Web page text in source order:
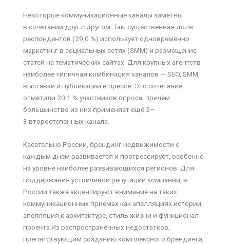
Некоторые коммуникационные каналы заметны
в сочетании друг с другом. Так, существенная доля
респондентов (29,0 %) использует одновременно
маркетинг в социальных сетях (SMM) и размещение
статей на тематических сайтах. Для крупных агентств
наиболее типичная комбинация каналов — SEO, SMM,
выставки и публикации в прессе. Это сочетание
отметили 20,1 % участников опроса, причём
большинство из них применяет ещё 2–
3 второстепенных канала.
Касательно России, брендинг недвижимости с
каждым днем развивается и прогрессирует, особенно
на уровне наиболее развивающихся регионов. Для
поддержания устойчивой репутации компании, в
России также акцентируют внимание на таких
коммуникационных приемах как апелляцияк истории,
апелляция к архитектуре, стиль жизни и функционал
проекта.Из распространённых недостатков,
препятствующим созданию комплексного брендинга,